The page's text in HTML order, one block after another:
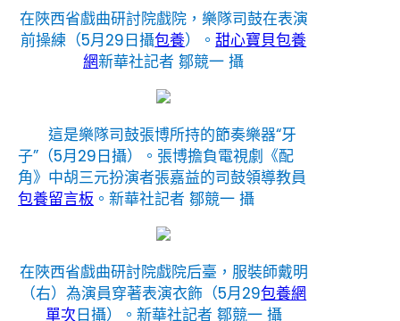
在陜西省戲曲研討院戲院，樂隊司鼓在表演
前操練（5月29日攝包養）。甜心寶貝包養
網新華社記者 鄒競一 攝
這是樂隊司鼓張博所持的節奏樂器“牙
子”（5月29日攝）。張博擔負電視劇《配
角》中胡三元扮演者張嘉益的司鼓領導教員
包養留言板 。 新華社記者 鄒競一 攝
在陜西省戲曲研討院戲院后臺，服裝師戴明
（右）為演員穿著表演衣飾（5月29包養網
單次日攝）。新華社記者 鄒競一 攝